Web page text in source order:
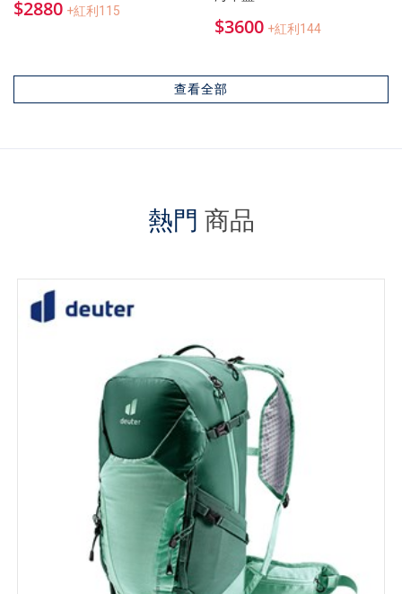
$2880 +紅利115
$3600 +紅利144
查看全部
熱門 商品